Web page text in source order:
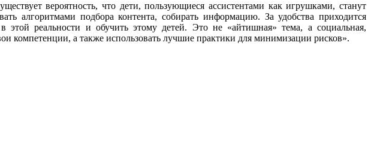
вероятность, что дети, пользующиеся ассистентами как игрушками, станут
алгоритмами подбора контента, собирать информацию. За удобства приходится
реальности и обучить этому детей. Это не «айтишная» тема, а социальная,
компетенции, а также использовать лучшие практики для минимизации рисков».